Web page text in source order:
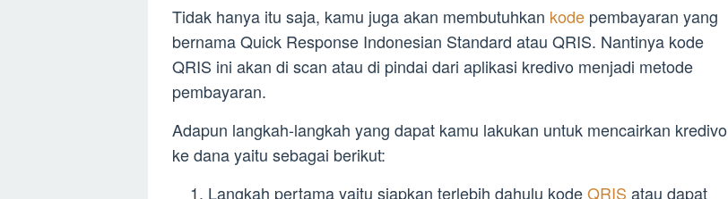
Tidak hanya itu saja, kamu juga akan membutuhkan kode pembayaran yang
bernama Quick Response Indonesian Standard atau QRIS. Nantinya kode
QRIS ini akan di scan atau di pindai dari aplikasi kredivo menjadi metode
pembayaran.
Adapun langkah-langkah yang dapat kamu lakukan untuk mencairkan kredivo
ke dana yaitu sebagai berikut:
Langkah pertama yaitu siapkan terlebih dahulu kodeQRIS atau dapat